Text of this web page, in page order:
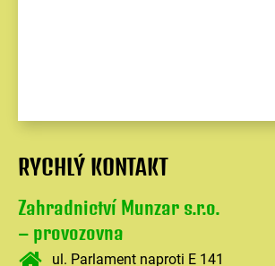
RYCHLÝ KONTAKT
Zahradnictví Munzar s.r.o.
– provozovna
ul. Parlament naproti E 141